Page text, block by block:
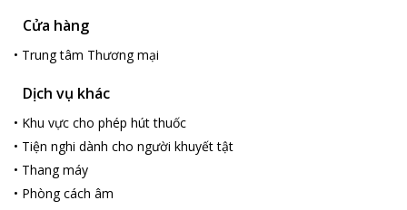
Cửa hàng
• Trung tâm Thương mại
Dịch vụ khác
• Khu vực cho phép hút thuốc
• Tiện nghi dành cho người khuyết tật
• Thang máy
• Phòng cách âm